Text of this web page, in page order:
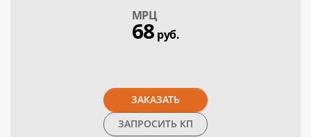
МPЦ
68 руб.
ЗАКАЗАТЬ
ЗАПРОСИТЬ КП